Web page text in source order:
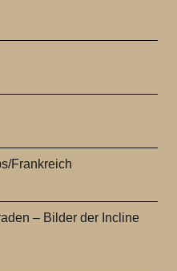
Frankreich
– Bilder der Incline